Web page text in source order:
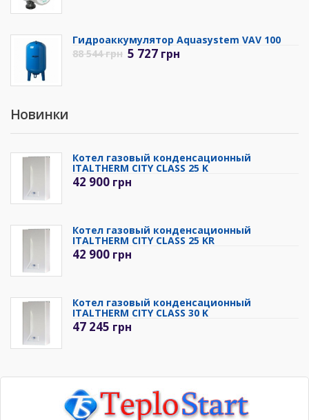
Гидроаккумулятор Aquasystem VAV 100
88 544грн 5 727 грн
Новинки
Котел газовый конденсационный
ITALTHERM CITY CLASS 25 K
42 900 грн
Котел газовый конденсационный
ITALTHERM CITY CLASS 25 KR
42 900 грн
Котел газовый конденсационный
ITALTHERM CITY CLASS 30 K
47 245 грн